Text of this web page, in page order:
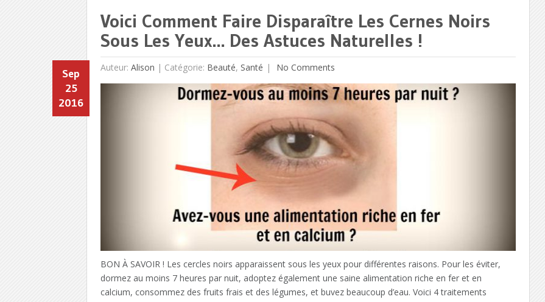
Voici Comment Faire Disparaître Les Cernes Noirs
Sous Les Yeux… Des Astuces Naturelles !
Auteur: Alison |
Sep
25
2016
Catégorie: Beauté, Santé No Comments
BON À SAVOIR ! Les cercles noirs apparaissent sous les yeux pour différentes raisons. Pour les éviter,
dormez au moins 7 heures par nuit, adoptez également une saine alimentation riche en fer et en
calcium, consommez des fruits frais et des légumes, et buvez beaucoup d’eau. Voici 4 traitements